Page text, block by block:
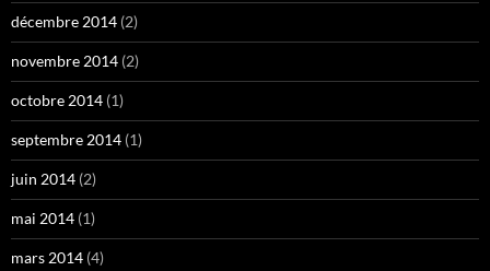
décembre 2014 (2)
novembre 2014 (2)
octobre 2014 (1)
septembre 2014 (1)
juin 2014 (2)
mai 2014 (1)
mars 2014 (4)